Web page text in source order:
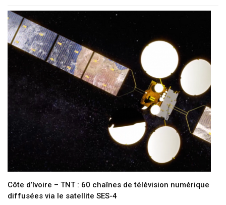
Côte d’Ivoire – TNT : 60 chaînes de télévision numérique
diffusées via le satellite SES-4